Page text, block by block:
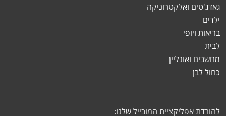
גאדג'טים ואלקטרוניקה
ילדים
בריאות ויופי
לבית
מחשבים ואונליין
כחול לבן
להורדת אפליקציית המובייל שלנו: